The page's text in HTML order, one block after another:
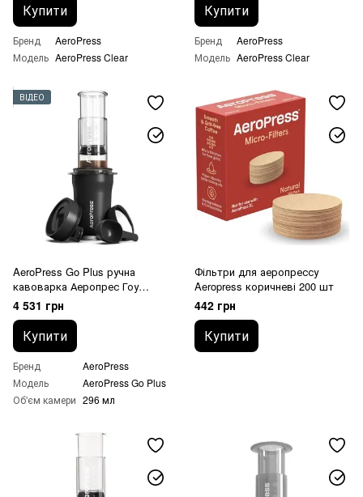
Купити
Бренд
AeroPress
Модель AeroPress Clear
Купити
Бренд
AeroPress
Модель AeroPress Clear
ВІДЕО
AeroPress Go Plus ручна
кавоварка Аеропрес Гоу
Плюс Чорний
4 531 грн
Купити
Бренд
AeroPress
Модель
AeroPress Go Plus
Об'єм камери 296 мл
Фільтри для аеропрессу
Aeropress коричневі 200 шт
442 грн
Купити